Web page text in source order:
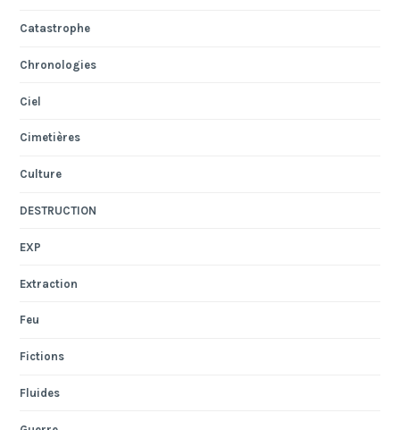
Catastrophe
Chronologies
Ciel
Cimetières
Culture
DESTRUCTION
EXP
Extraction
Feu
Fictions
Fluides